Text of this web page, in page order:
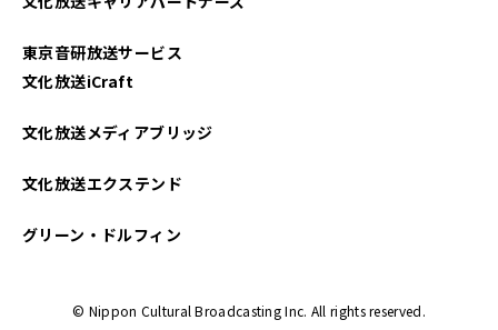
東京音研放送サービス
文化放送iCraft
文化放送メディアブリッジ
文化放送エクステンド
グリーン・ドルフィン
© Nippon Cultural Broadcasting Inc. All rights reserved.